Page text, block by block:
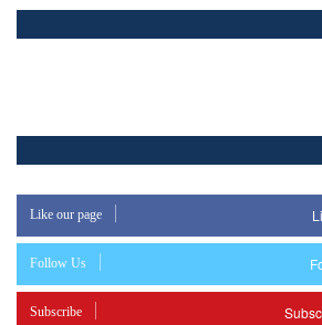
Like our page
Follow Us
Subscribe